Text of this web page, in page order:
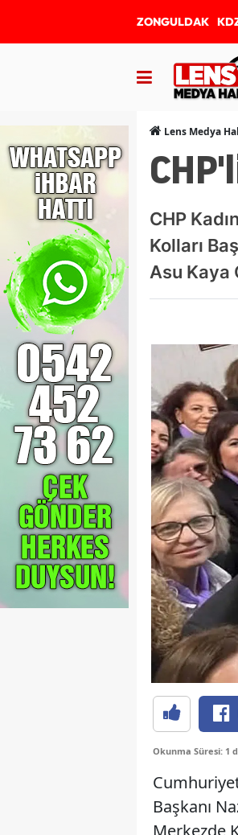
ZONGULDAK
Lens Medya
CHP
Kolları
Asu Kaya
Okunma Süresi: 1
Başkanı
Merkezde